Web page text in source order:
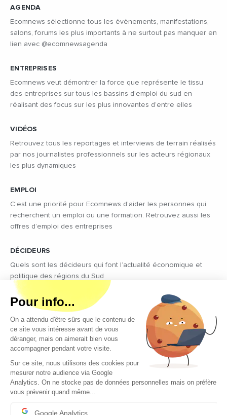
AGENDA
Ecomnews sélectionne tous les évènements, manifestations,
salons, forums les plus importants à ne surtout pas manquer en
lien avec @ecomnewsagenda
ENTREPRISES
Ecomnews veut démontrer la force que représente le tissu
des entreprises sur tous les bassins d’emploi du sud en
réalisant des focus sur les plus innovantes d’entre elles
VIDÉOS
Retrouvez tous les reportages et interviews de terrain réalisés
par nos journalistes professionnels sur les acteurs régionaux
les plus dynamiques
EMPLOI
C’est une priorité pour Ecomnews d’aider les personnes qui
recherchent un emploi ou une formation. Retrouvez aussi les
offres d’emploi des entreprises
DÉCIDEURS
Quels sont les décideurs qui font l’actualité économique et
politique des régions du Sud
Copyright © 2026 - Tous droits réservés
Qui sommes-nous ?
Contact